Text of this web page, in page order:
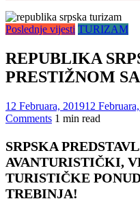
Poslednje vijesti TURIZAM
REPUBLIKA
PRESTIŽNOM
12 Februara, 201912
Comments 1 min read
SRPSKA
AVANTURISTIČKI,
TURISTIČKE
TREBINJA!